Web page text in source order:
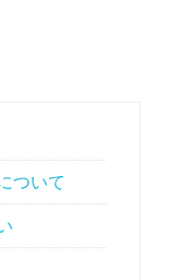
ついて